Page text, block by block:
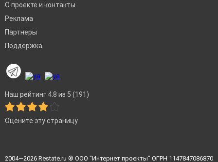
О проекте и контакты
Реклама
Партнеры
Поддержка
Наш рейтинг 4.8 из 5 (191)
Оцените эту страницу
2004—2026 Restate.ru ® ООО "Интернет проекты" ОГРН 1147847086870